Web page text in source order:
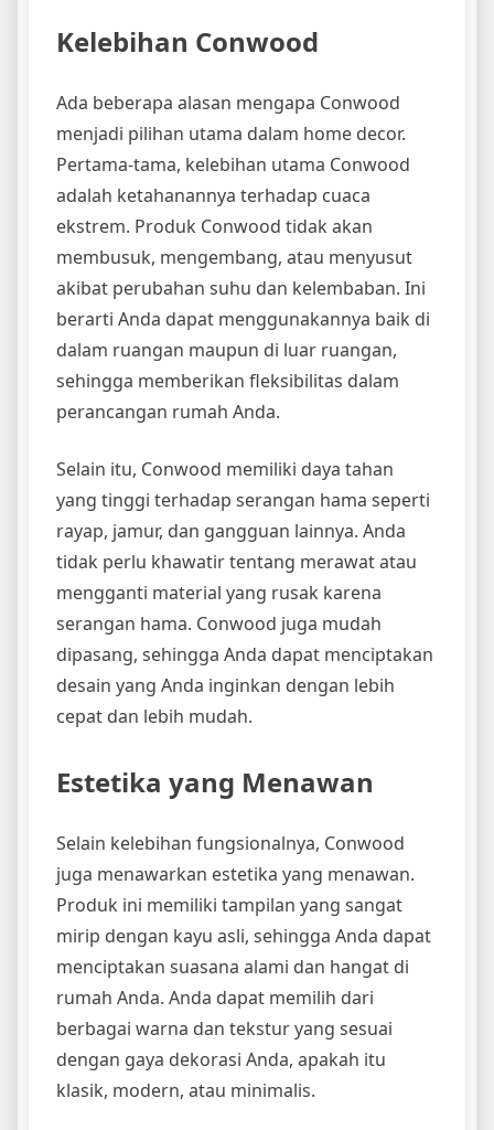
Kelebihan Conwood
Ada beberapa alasan mengapa Conwood
menjadi pilihan utama dalam home decor.
Pertama-tama, kelebihan utama Conwood
adalah ketahanannya terhadap cuaca
ekstrem. Produk Conwood tidak akan
membusuk, mengembang, atau menyusut
akibat perubahan suhu dan kelembaban. Ini
berarti Anda dapat menggunakannya baik di
dalam ruangan maupun di luar ruangan,
sehingga memberikan fleksibilitas dalam
perancangan rumah Anda.
Selain itu, Conwood memiliki daya tahan
yang tinggi terhadap serangan hama seperti
rayap, jamur, dan gangguan lainnya. Anda
tidak perlu khawatir tentang merawat atau
mengganti material yang rusak karena
serangan hama. Conwood juga mudah
dipasang, sehingga Anda dapat menciptakan
desain yang Anda inginkan dengan lebih
cepat dan lebih mudah.
Estetika yang Menawan
Selain kelebihan fungsionalnya, Conwood
juga menawarkan estetika yang menawan.
Produk ini memiliki tampilan yang sangat
mirip dengan kayu asli, sehingga Anda dapat
menciptakan suasana alami dan hangat di
rumah Anda. Anda dapat memilih dari
berbagai warna dan tekstur yang sesuai
dengan gaya dekorasi Anda, apakah itu
klasik, modern, atau minimalis.